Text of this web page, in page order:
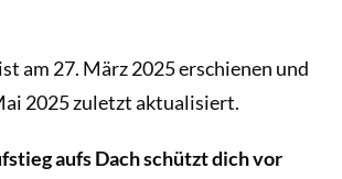
am 27. März 2025 erschienen und
2025 zuletzt aktualisiert.
aufs Dach schützt dich vor